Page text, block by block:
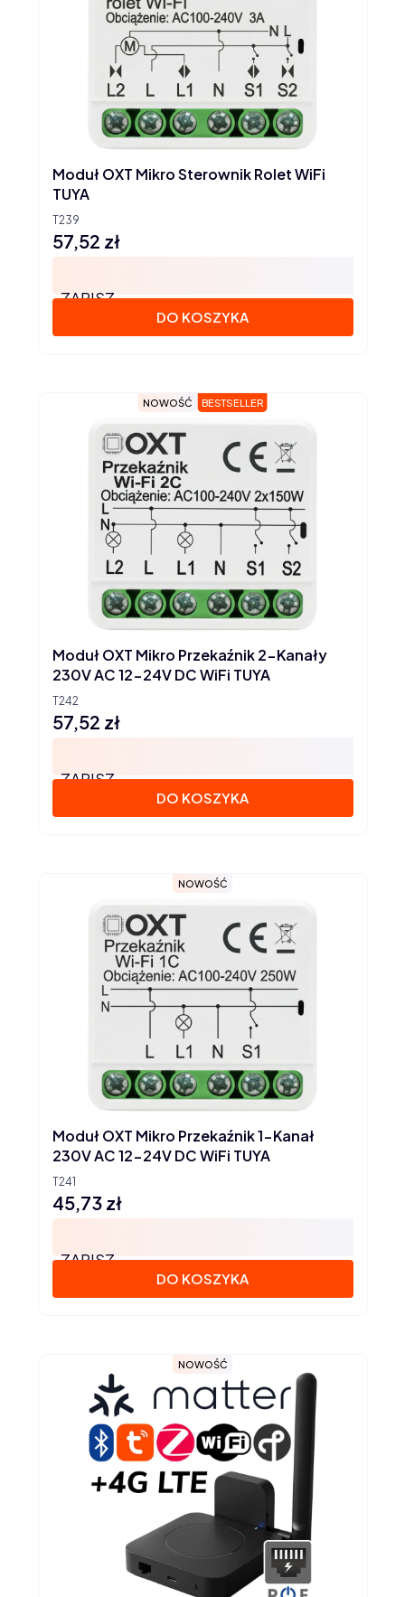
T239
Moduł OXT Mikro Sterownik Rolet WiFi
TUYA
Cena
57,52 zł
ZAPISZ
DO KOSZYKA
BESTSELLER
NOWOŚĆ
T242
Moduł OXT Mikro Przekaźnik 2-Kanały
230V AC 12-24V DC WiFi TUYA
Cena
57,52 zł
ZAPISZ
DO KOSZYKA
NOWOŚĆ
T241
Moduł OXT Mikro Przekaźnik 1-Kanał
230V AC 12-24V DC WiFi TUYA
Cena
45,73 zł
ZAPISZ
DO KOSZYKA
NOWOŚĆ